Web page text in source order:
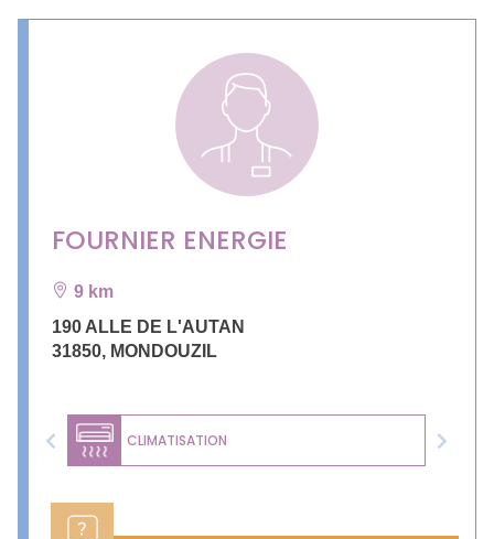
FOURNIER ENERGIE
9 km
190 ALLE DE L'AUTAN
31850, MONDOUZIL
CLIMATISATION
Previous Next